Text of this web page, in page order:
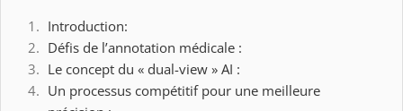
Introduction:
Défis de l’annotation médicale :
Le concept du « dual-view » AI :
Un processus compétitif pour une meilleure